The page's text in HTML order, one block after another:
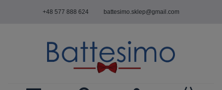
+48 577 888 624 battesimo.sklep@gmail.com